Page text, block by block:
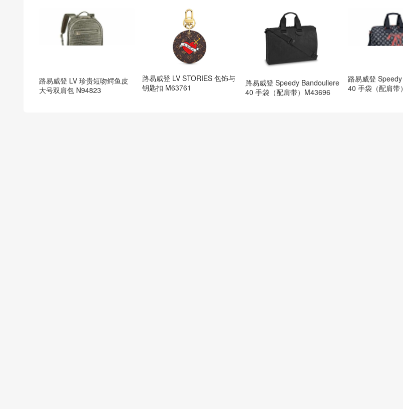
路易威登 LV 珍贵短吻鳄鱼皮
大号双肩包 N94823
路易威登 LV STORIES 包饰与
钥匙扣 M63761
路易威登 Speedy Bandouliere
40 手袋（配肩带）M43696
路易威登
40 手袋（配肩带